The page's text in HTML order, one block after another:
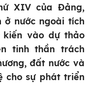
XIV của Đảng,
ở nước ngoài tích
vào dự thảo
tinh thần trách
đất nước và
cho sự phát triển